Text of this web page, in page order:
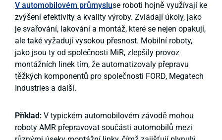
V automobilovém průmysluse roboti hojně využívají ke
zvýšení efektivity a kvality výroby. Zvládají úkoly, jako
je svařování, lakování a montáž, které se nejen opakují,
ale také vyžadují vysokou přesnost. Mobilní roboty,
jako jsou ty od společnosti MiR, zlepšily provoz
montážních linek tím, že automatizovaly přepravu
těžkých komponentů pro společnosti FORD, Megatech
Industries a další.
Příklad: V typickém automobilovém závodě mohou
roboty AMR přepravovat součásti automobilů mezi